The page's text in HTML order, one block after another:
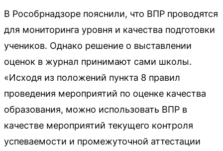
В Рособрнадзоре пояснили, что ВПР проводятся
для мониторинга уровня и качества подготовки
учеников. Однако решение о выставлении
оценок в журнал принимают сами школы.
«Исходя из положений пункта 8 правил
проведения мероприятий по оценке качества
образования, можно использовать ВПР в
качестве мероприятий текущего контроля
успеваемости и промежуточной аттестации